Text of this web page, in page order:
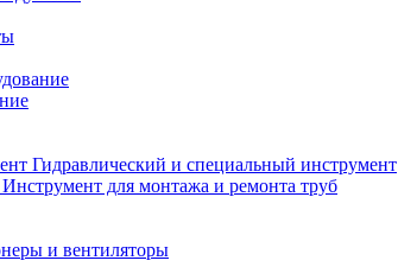
Гидравлический и специальный инструмент
Инструмент для монтажа и ремонта труб
и вентиляторы